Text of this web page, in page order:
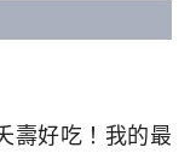
壽好吃！我的最